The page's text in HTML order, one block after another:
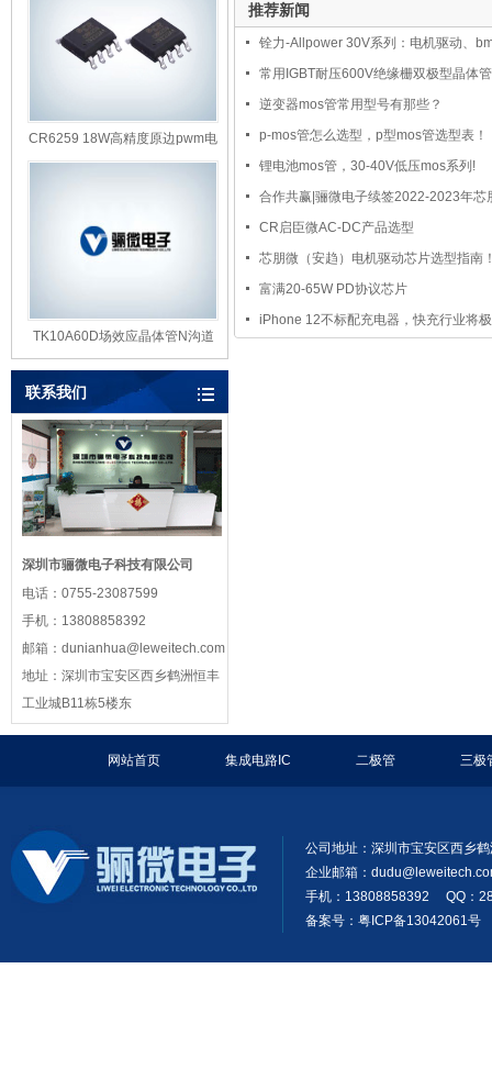
CR6259 18W高精度原边pwm电
TK10A60D场效应晶体管N沟道
mos管
联系我们
深圳市骊微电子科技有限公司
电话：0755-23087599
手机：13808858392
邮箱：dunianhua@leweitech.com
地址：深圳市宝安区西乡鹤洲恒丰
工业城B11栋5楼东
推荐新闻
铨力-Allpower 30V系列：电机驱动、
常用IGBT耐压600V绝缘栅双极型晶体
逆变器mos管常用型号有那些？
p-mos管怎么选型，p型mos管选型表！
锂电池mos管，30-40V低压mos系列!
合作共赢|骊微电子续签2022-2023年芯
CR启臣微AC-DC产品选型
芯朋微（安趋）电机驱动芯片选型指南
富满20-65W PD协议芯片
iPhone 12不标配充电器，快充行业将
网站首页 集成电路IC 二极管 三极
公司地址：深圳市宝安区西乡
企业邮箱：
手机：13808858392 QQ：
备案号：粤ICP备13042061号